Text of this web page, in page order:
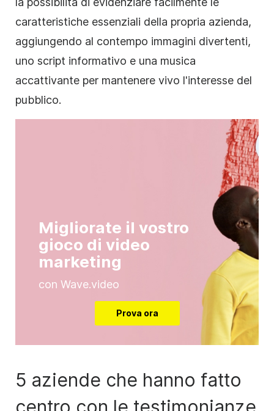
caratteristiche essenziali della propria azienda,
aggiungendo al contempo immagini divertenti,
uno script informativo e una musica
accattivante per mantenere vivo l'interesse del
pubblico.
Migliorate il vostro
gioco di video
marketing
con Wave.video
Prova ora
5 aziende che hanno fatto